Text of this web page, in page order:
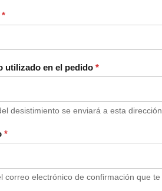
*
utilizado en el pedido*
desistimiento se enviará a esta dirección.
*
correo electrónico de confirmación que te